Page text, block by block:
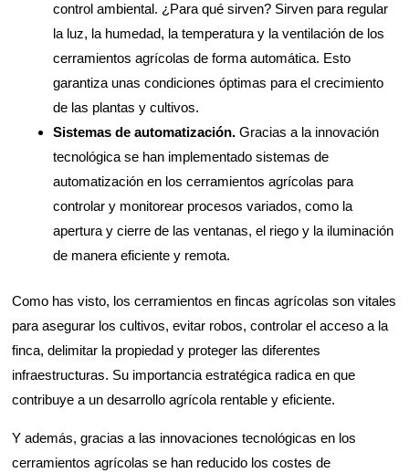
control ambiental. ¿Para qué sirven? Sirven para regular
la luz, la humedad, la temperatura y la ventilación de los
cerramientos agrícolas de forma automática. Esto
garantiza unas condiciones óptimas para el crecimiento
de las plantas y cultivos.
Sistemas de automatización. Gracias a la innovación
tecnológica se han implementado sistemas de
automatización en los cerramientos agrícolas para
controlar y monitorear procesos variados, como la
apertura y cierre de las ventanas, el riego y la iluminación
de manera eficiente y remota.
Como has visto, los cerramientos en fincas agrícolas son vitales
para asegurar los cultivos, evitar robos, controlar el acceso a la
finca, delimitar la propiedad y proteger las diferentes
infraestructuras. Su importancia estratégica radica en que
contribuye a un desarrollo agrícola rentable y eficiente.
Y además, gracias a las innovaciones tecnológicas en los
cerramientos agrícolas se han reducido los costes de